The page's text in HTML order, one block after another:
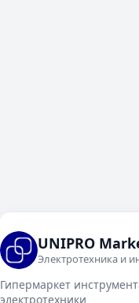
UNIPRO
Электротехника и
Гипермаркет
электротехники